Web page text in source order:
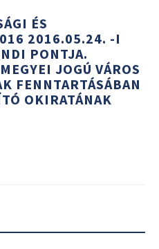
ÉS
2016.05.24. -I
PONTJA.
JOGÚ VÁROS
FENNTARTÁSÁBAN
OKIRATÁNAK